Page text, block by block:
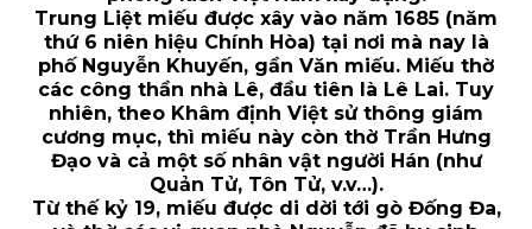
Trung Liệt miếu được xây vào năm 1685 (năm
thứ 6 niên hiệu Chính Hòa) tại nơi mà nay là
phố Nguyễn Khuyến, gần Văn miếu. Miếu thờ
các công thần nhà Lê, đầu tiên là Lê Lai. Tuy
nhiên, theo Khâm định Việt sử thông giám
cương mục, thì miếu này còn thờ Trần Hưng
Đạo và cả một số nhân vật người Hán (như
Quản Tử, Tôn Tử, v.v…).
Từ thế kỷ 19, miếu được di dời tới gò Đống Đa,